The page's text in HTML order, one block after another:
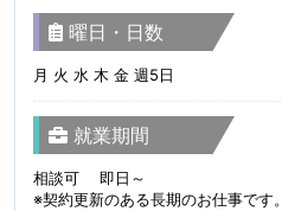
曜日・日数
月 火 水 木 金 週5日
就業期間
相談可 即日～
※契約更新のある長期のお仕事です。